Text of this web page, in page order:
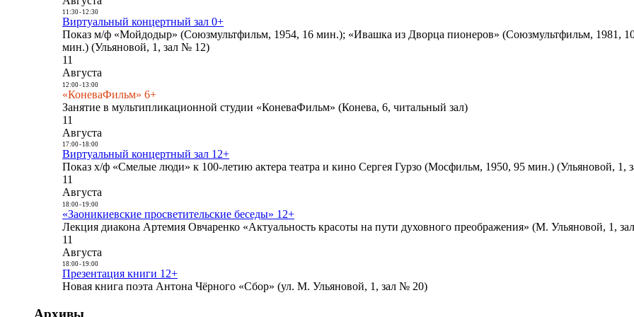
11:30- 12:30
Виртуальный концертный зал 0+
Показ м/ф «Мойдодыр» (Союзмультфильм, 1954, 16 мин.); «Ивашка из Дворца пионеров» (Союзмультфильм, 1981,
мин.) (Ульяновой, 1, зал № 12)
11
Августа
12:00- 13:00
«КоневаФильм» 6+
Занятие в мультипликационной студии «КоневаФильм» (Конева, 6, читальный зал)
11
Августа
17:00- 18:00
Виртуальный концертный зал 12+
Показ х/ф «Смелые люди» к 100-летию актера театра и кино Сергея Гурзо (Мосфильм, 1950, 95 мин.) (Ульяновой, 1,
11
Августа
18:00- 19:00
«Заоникиевские просветительские беседы» 12+
Лекция диакона Артемия Овчаренко «Актуальность красоты на пути духовного преображения» (М. Ульяновой, 1,
11
Августа
18:00- 19:00
Презентация книги 12+
Новая книга поэта Антона Чёрного «Сбор» (ул. М. Ульяновой, 1, зал № 20)
Архивы